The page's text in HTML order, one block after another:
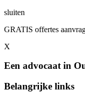
sluiten
GRATIS offertes
X
Een advocaat in
Belangrijke links